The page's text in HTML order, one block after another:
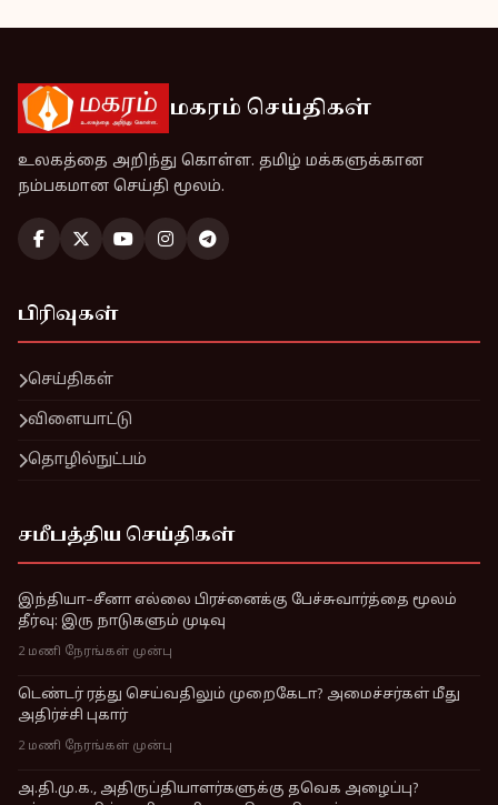
மகரம் செய்திகள்
உலகத்தை அறிந்து கொள்ள. தமிழ் மக்களுக்கான
நம்பகமான செய்தி மூலம்.
பிரிவுகள்
செய்திகள்
விளையாட்டு
தொழில்நுட்பம்
சமீபத்திய செய்திகள்
இந்தியா–சீனா எல்லை பிரச்னைக்கு பேச்சுவார்த்தை மூலம்
தீர்வு: இரு நாடுகளும் முடிவு
2 மணி நேரங்கள் முன்பு
டெண்டர் ரத்து செய்வதிலும் முறைகேடா? அமைச்சர்கள் மீது
அதிர்ச்சி புகார்
2 மணி நேரங்கள் முன்பு
அ.தி.மு.க., அதிருப்தியாளர்களுக்கு தவெக அழைப்பு?